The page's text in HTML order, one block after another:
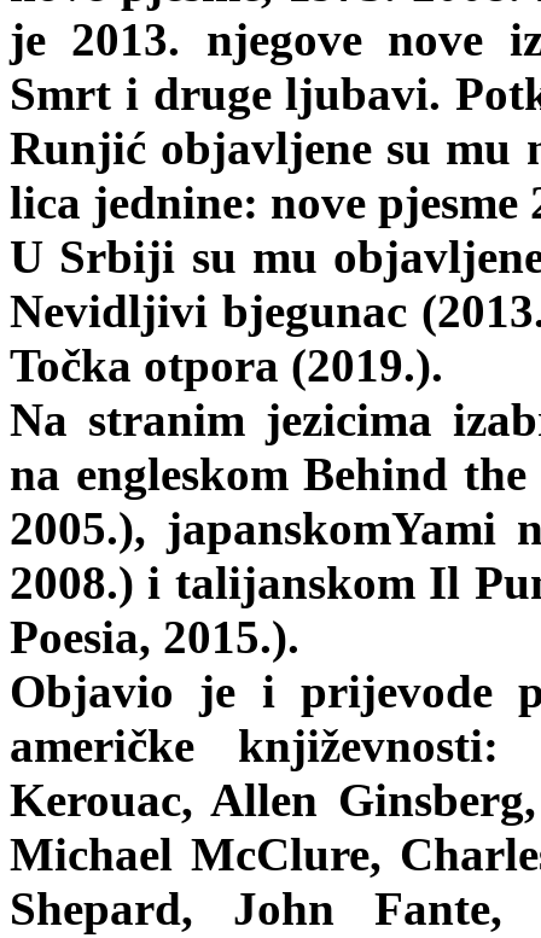
je 2013. njegove nove
Smrt i druge ljubavi.
Runjić objavljene su mu
lica jednine: nove pjesme
U Srbiji su mu
Nevidljivi bjegunac
Točka otpora (2019.).
Na stranim jezicima
na engleskom Behind
2005.), japanskomYami
2008.) i talijanskom Il
Poesia, 2015.).
Objavio je i prijevode
američke
Kerouac, Allen
Michael McClure,
Shepard, John